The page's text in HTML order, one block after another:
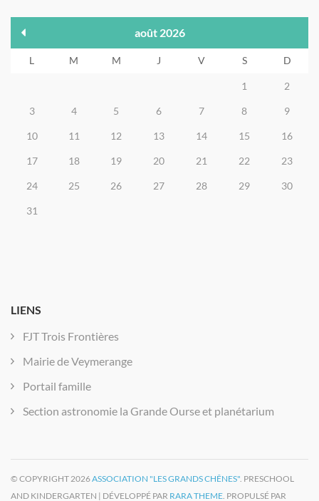
août 2026
L M M J V S D
1 2
3 4 5 6 7 8 9
10 11 12 13 14 15 16
17 18 19 20 21 22 23
24 25 26 27 28 29 30
31
LIENS
FJT Trois Frontières
Mairie de Veymerange
Portail famille
Section astronomie la Grande Ourse et planétarium
© COPYRIGHT 2026ASSOCIATION "LES GRANDS CHÊNES". PRESCHOOL
AND KINDERGARTEN | DÉVELOPPÉ PAR RARA THEME. PROPULSÉ PAR